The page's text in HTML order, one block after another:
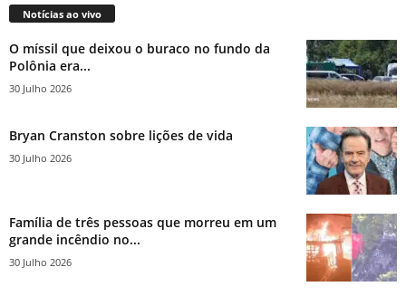
Notícias ao vivo
O míssil que deixou o buraco no fundo da
Polônia era...
30 Julho 2026
Bryan Cranston sobre lições de vida
30 Julho 2026
Família de três pessoas que morreu em um
grande incêndio no...
30 Julho 2026